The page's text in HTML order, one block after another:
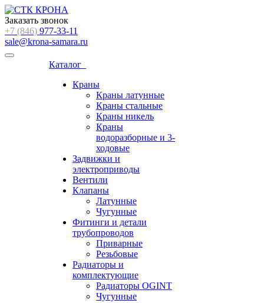
Заказать звонок
+7 (846) 977-33-11
sale@krona-samara.ru
Каталог
Краны
Краны латунные
Краны стальные
Краны никель
Краны
водоразборные и 3-
ходовые
Задвижки и
электроприводы
Вентили
Клапаны
Латунные
Чугунные
Фитинги и детали
трубопроводов
Приварные
Резьбовые
Радиаторы и
комплектующие
Радиаторы OGINT
Чугунные